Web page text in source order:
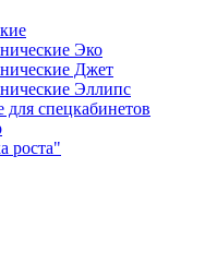
Эко
Джет
Эллипс
спецкабинетов
роста"